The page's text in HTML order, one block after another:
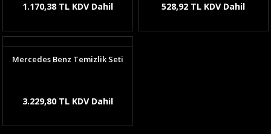
1.170,38 TL KDV Dahil 528,92 TL KDV Dahil
Mercedes Benz Temizlik Seti
3.229,80 TL KDV Dahil